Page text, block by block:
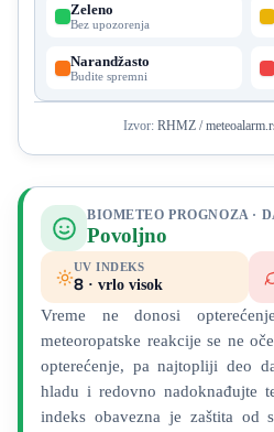
Zeleno
Bez upozorenja
Narandžasto
Budite spremni
Izvor: RHMZ /
BIOMETEO PROGNOZA ·
Povoljno
UV INDEKS
8 · vrlo visok
Vreme ne donosi
meteoropatske reakcije se ne
opterećenje, pa najtopliji deo
hladu i redovno nadoknađujte
indeks obavezna je zaštita od